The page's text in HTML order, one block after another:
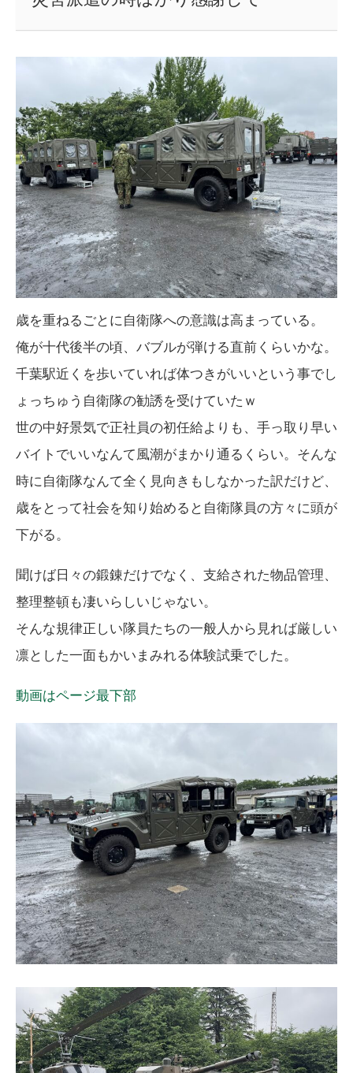
歳を重ねるごとに自衛隊への意識は高まっている。
俺が十代後半の頃、バブルが弾ける直前くらいかな。
千葉駅近くを歩いていれば体つきがいいという事でし
ょっちゅう自衛隊の勧誘を受けていたｗ
世の中好景気で正社員の初任給よりも、手っ取り早い
バイトでいいなんて風潮がまかり通るくらい。そんな
時に自衛隊なんて全く見向きもしなかった訳だけど、
歳をとって社会を知り始めると自衛隊員の方々に頭が
下がる。
聞けば日々の鍛錬だけでなく、支給された物品管理、
整理整頓も凄いらしいじゃない。
そんな規律正しい隊員たちの一般人から見れば厳しい
凛とした一面もかいまみれる体験試乗でした。
動画はページ最下部